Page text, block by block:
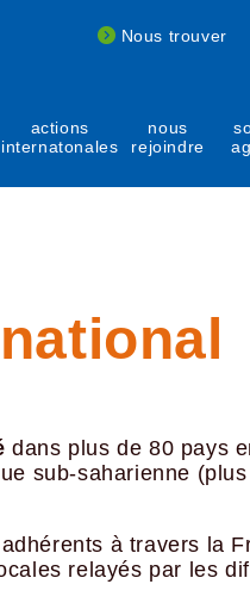
Nous trouver
actions
internatonales
nous
rejoindre
dans plus de 80 pays
sub-saharienne
à travers la
relayés par les